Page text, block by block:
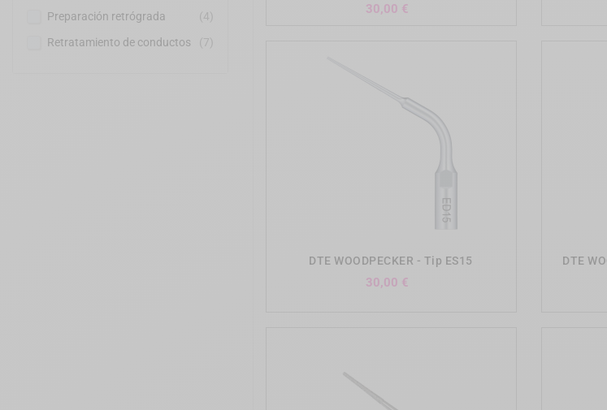
Preparación retrógrada
(4)
Retratamiento de conductos
(7)
30,00 €
DTE WOODPECKER - Tip ES15
30,00 €
DTE